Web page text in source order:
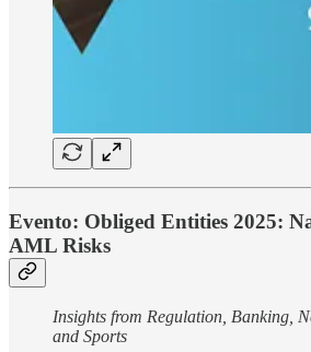
Evento: Obliged Entities 2025:
AML Risks
Insights from Regulation, Banking,
and Sports